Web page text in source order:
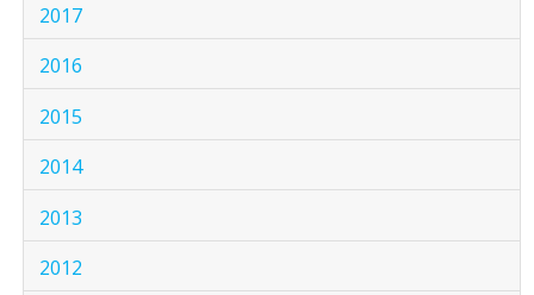
2017
2016
2015
2014
2013
2012